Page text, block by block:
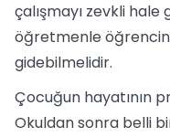
çalışmayı zevkli
öğretmenle
gidebilmelidir.
Çocuğun hayatının
Okuldan sonra belli